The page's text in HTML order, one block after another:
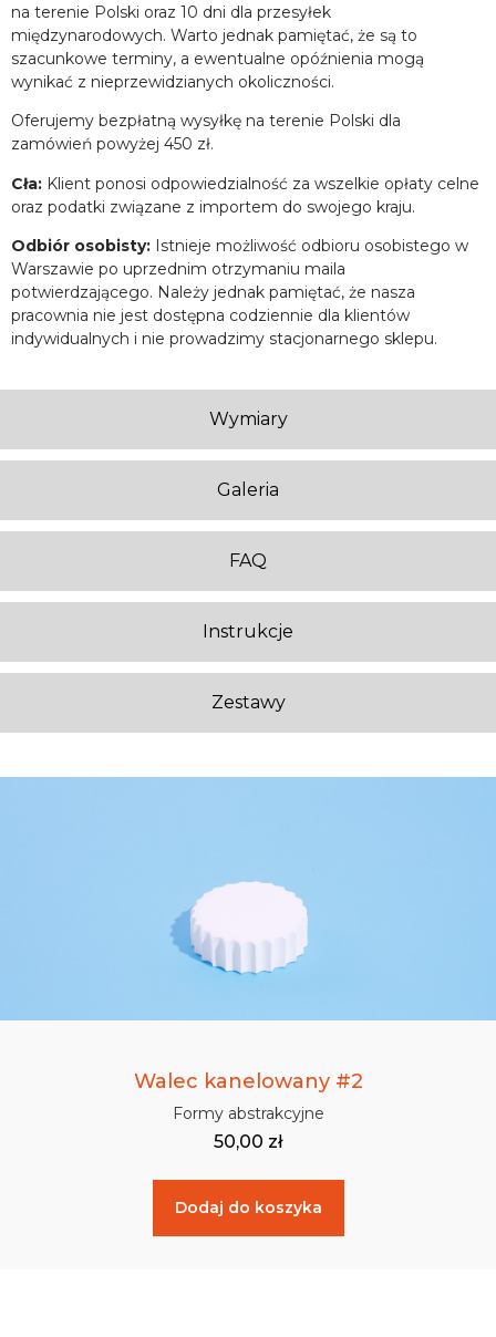
Wymiary
Galeria
FAQ
Instrukcje
Zestawy
na terenie Polski oraz 10 dni dla przesyłek
międzynarodowych. Warto jednak pamiętać, że są to
szacunkowe terminy, a ewentualne opóźnienia mogą
wynikać z nieprzewidzianych okoliczności.
Oferujemy bezpłatną wysyłkę na terenie Polski dla
zamówień powyżej 450 zł.
Cła: Klient ponosi odpowiedzialność za wszelkie opłaty celne
oraz podatki związane z importem do swojego kraju.
Odbiór osobisty: Istnieje możliwość odbioru osobistego w
Warszawie po uprzednim otrzymaniu maila
potwierdzającego. Należy jednak pamiętać, że nasza
pracownia nie jest dostępna codziennie dla klientów
indywidualnych i nie prowadzimy stacjonarnego sklepu.
Walec kanelowany #2
Formy abstrakcyjne
50,00 zł
Dodaj do koszyka